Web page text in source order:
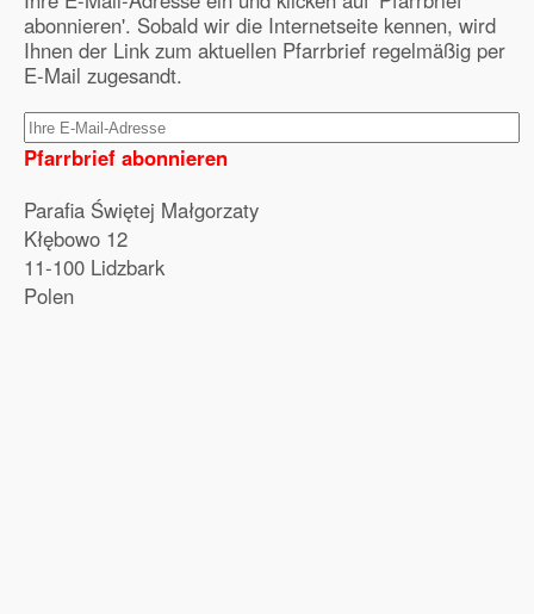
abonnieren'. Sobald wir die Internetseite kennen, wird
Ihnen der Link zum aktuellen Pfarrbrief regelmäßig per
E-Mail zugesandt.
Pfarrbrief abonnieren
Parafia Świętej Małgorzaty
Kłębowo 12
11-100 Lidzbark
Polen